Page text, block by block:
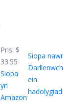
Pris: $
33.55
Siopa
yn
Amazon
Siopa nawr
Darllenwch
ein
hadolygiad